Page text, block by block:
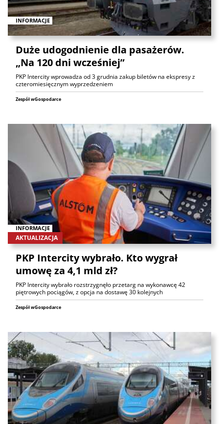
INFORMACJE
Duże udogodnienie dla pasażerów.
„Na 120 dni wcześniej”
PKP Intercity wprowadza od 3 grudnia zakup biletów na ekspresy z
czteromiesięcznym wyprzedzeniem
Zespół wGospodarce
INFORMACJE
AKTUALIZACJA
PKP Intercity wybrało. Kto wygrał
umowę za 4,1 mld zł?
PKP Intercity wybrało rozstrzygnęło przetarg na wykonawcę 42
piętrowych pociągów, z opcja na dostawę 30 kolejnych
Zespół wGospodarce